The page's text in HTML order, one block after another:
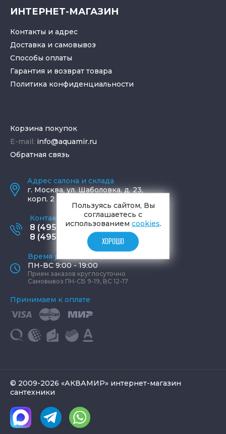
ИНТЕРНЕТ-МАГАЗИН
Контакты и адрес
Доставка и самовывоз
Способы оплаты
Гарантия и возврат товара
Политика конфиденциальности
Корзина покупок
E-mail: info@aquamir.ru
Обратная связь
Адрес салона и склада
г. Москва,ул. Шаболовка, д. 23,
корп. 2
Контактные телефоны
8 (495) 795-77-65
8 (495) 797-11-67
Время работы офиса
ПН-ВС 9:00 - 19:00
Прием заказов круглосуточно
Самовывоз ПН-СБ 9-19, ВС 12-17
Принимаем к оплате
© 2009-2026 «АКВАМИР» интернет-магазин
сантехники
Пользуясь сайтом, Вы
соглашаетесь с
использованием cookies.
ХОРОШО